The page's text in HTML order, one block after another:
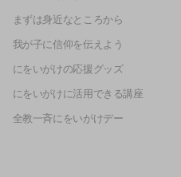
まずは身近なところから
我が子に信仰を伝えよう
にをいがけの応援グッズ
にをいがけに活用できる講座
全教一斉にをいがけデー